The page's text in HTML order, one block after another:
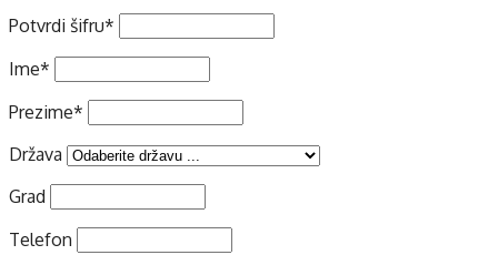
Potvrdi šifru*
Ime*
Prezime*
Država
Grad
Telefon